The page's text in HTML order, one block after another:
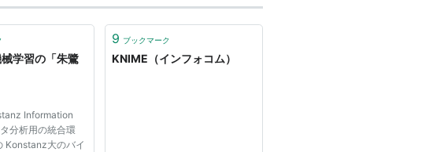
学習の「朱鷺
Information
分析用の統合環
Konstanz大のバイ
9 ブックマーク
KNIME（インフォコム）